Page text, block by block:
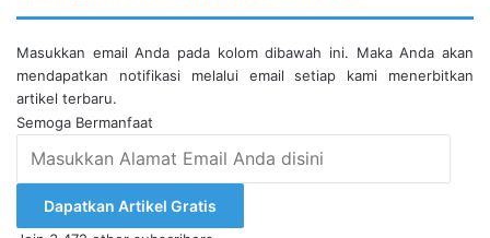
Masukkan email Anda pada kolom dibawah ini. Maka Anda akan
mendapatkan notifikasi melalui email setiap kami menerbitkan
artikel terbaru.
Semoga Bermanfaat
Alamat
Anda
Dapatkan Artikel Gratis